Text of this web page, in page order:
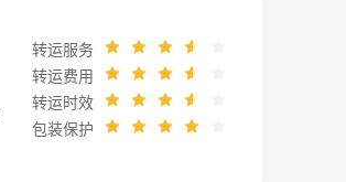
转运服务
转运费用
转运时效
包装保护